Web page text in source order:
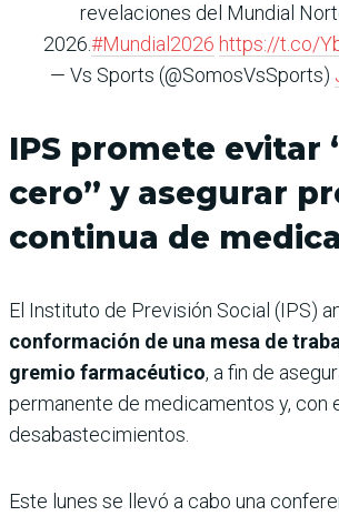
revelaciones del Mundial
2026.#Mundial2026 https://t.co/
— Vs Sports (@SomosVsSports)
IPS promete evitar
cero” y asegurar
continua de
El Instituto de Previsión Social (IPS)
conformación de una mesa de
gremio farmacéutico, a fin de
permanente de medicamentos y, con
desabastecimientos.
Este lunes se llevó a cabo una